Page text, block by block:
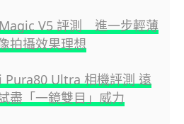
V5 評測 進一步輕薄
拍攝效果理想
Pura80 Ultra 相機評測 遠
盡「一鏡雙目」威力